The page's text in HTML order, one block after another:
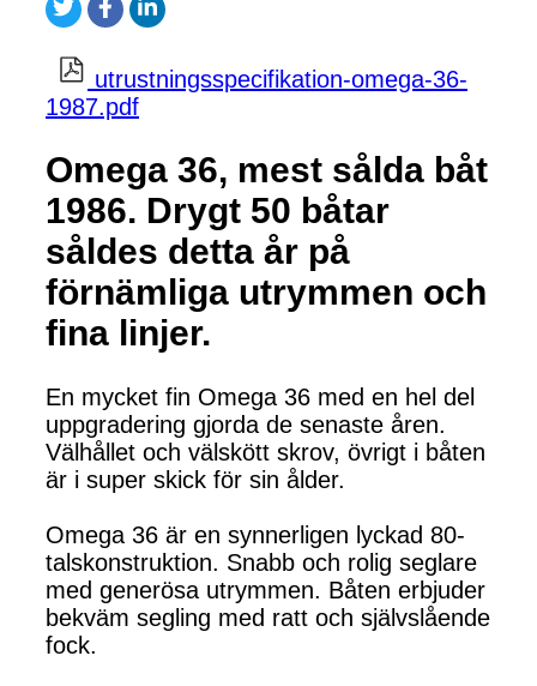
utrustningsspecifikation-omega-36-
1987.pdf
Omega 36, mest sålda båt
1986. Drygt 50 båtar
såldes detta år på
förnämliga utrymmen och
fina linjer.
En mycket fin Omega 36 med en hel del
uppgradering gjorda de senaste åren.
Välhållet och välskött skrov, övrigt i båten
är i super skick för sin ålder.
Omega 36 är en synnerligen lyckad 80-
talskonstruktion. Snabb och rolig seglare
med generösa utrymmen. Båten erbjuder
bekväm segling med ratt och självslående
fock.